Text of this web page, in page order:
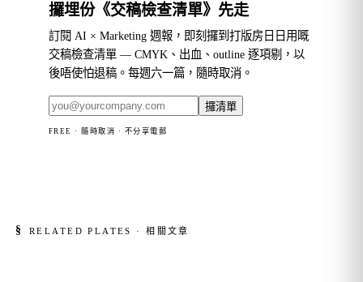
攞埋份《交稿檢查清單》先走
訂閱 AI × Marketing 週報，即刻攞到打版房日日用嘅
交稿檢查清單 — CMYK、出血、outline 逐項剔，以
後唔使怕退稿。每週六一篇，隨時取消。
攞清單
FREE · 隨時取消 · 不分享電郵
§ RELATED PLATES · 相關文章